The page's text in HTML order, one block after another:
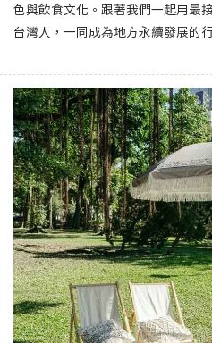
色與飲食文化。跟著我們一起用最
台灣人，一同成為地方永續發展的